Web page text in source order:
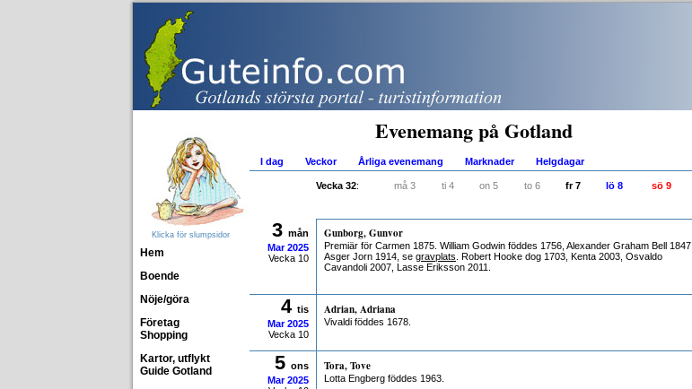
Klicka för slumpsidor
Hem
Boende
Nöje/göra
Företag
Shopping
Kartor, utflykt
Guide Gotland
Evenemang på Gotland
I dag Veckor Årliga evenemang Marknader Helgdagar
Vecka 32: må 3 ti 4 on 5 to 6 fr 7 lö 8 sö 9
3 mån
Mar 2025
Vecka 10
Gunborg, Gunvor
Premiär för Carmen 1875. William Godwin föddes 1756, Alexander Graham Bell 1847,
Asger Jorn 1914, se gravplats . Robert Hooke dog 1703, Kenta 2003, Osvaldo
Cavandoli 2007, Lasse Eriksson 2011.
4 tis
Mar 2025
Vecka 10
Adrian, Adriana
Vivaldi föddes 1678.
5 ons
Mar 2025
Tora, Tove
Lotta Engberg föddes 1963.